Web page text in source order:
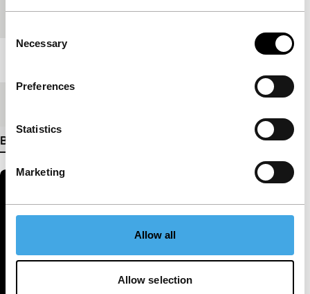
Selection
Necessary
Preferences
Statistics
Marketing
Allow all
Allow selection
Festivaleditie IFFR 2024
Bekijk meer details